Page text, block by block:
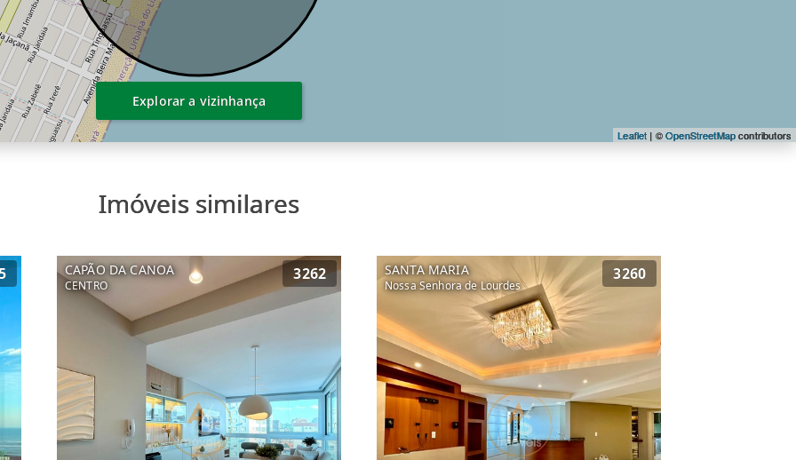
Leaflet | ©OpenStreetMapcontributors
Explorar a vizinhança
Imóveis similares
CAPÃO DA CANOA
CENTRO
3262 SANTA MARIA
Nossa Senhora de Lourdes
3260